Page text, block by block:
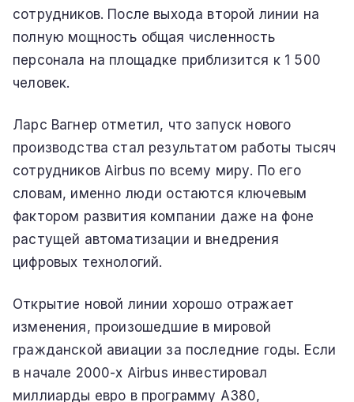
сотрудников. После выхода второй линии на
полную мощность общая численность
персонала на площадке приблизится к 1 500
человек.
Ларс Вагнер отметил, что запуск нового
производства стал результатом работы тысяч
сотрудников Airbus по всему миру. По его
словам, именно люди остаются ключевым
фактором развития компании даже на фоне
растущей автоматизации и внедрения
цифровых технологий.
Открытие новой линии хорошо отражает
изменения, произошедшие в мировой
гражданской авиации за последние годы. Если
в начале 2000-х Airbus инвестировал
миллиарды евро в программу A380,